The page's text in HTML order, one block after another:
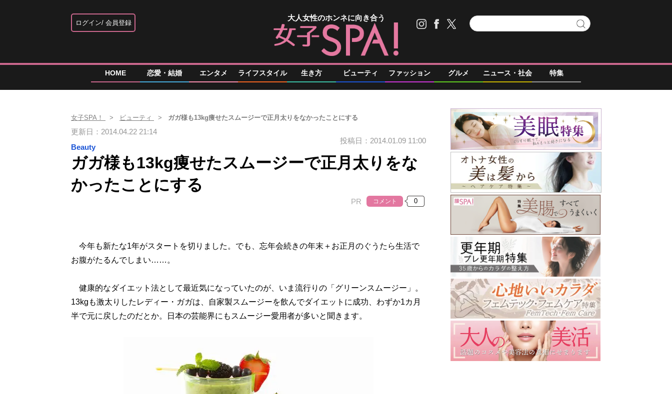
ログイン 会員登録
大人女性のホンネに向き合う
HOME 恋愛・結婚 エンタメ ライフスタイル 生き方 ビューティ ファッション グルメ ニュース・社会 特集
女子SPA！ ビューティ ガガ様も13kg痩せたスムージーで正月太りをなかったことにする
更新日：2014.04.22 21:14
Beauty
投稿日：2014.01.09 11:00
ガガ様も13kg痩せたスムージーで正月太りをな
かったことにする
PR コメント
今年も新たな1年がスタートを切りました。でも、忘年会続きの年末＋お正月のぐうたら生活で
お腹がたるんでしまい……。
健康的なダイエット法として最近気になっていたのが、いま流行りの「グリーンスムージー」。
13kgも激太りしたレディー・ガガは、自家製スムージーを飲んでダイエットに成功、わずか1カ月
半で元に戻したのだとか。日本の芸能界にもスムージー愛用者が多いと聞きます。